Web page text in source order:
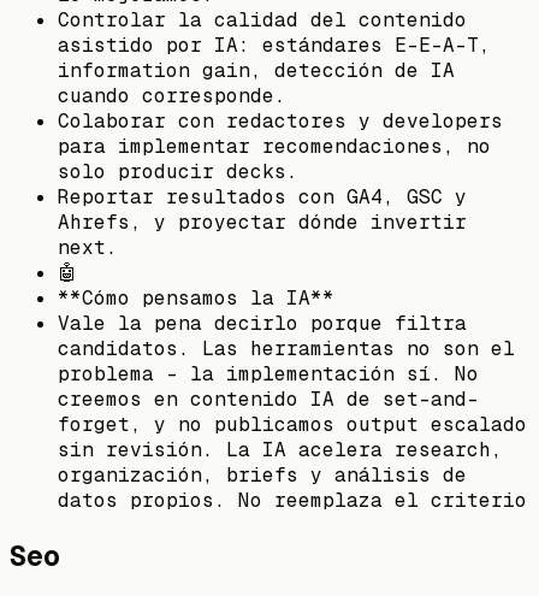
Controlar la calidad del contenido
asistido por IA: estándares E-E-A-T,
information gain, detección de IA
cuando corresponde.
Colaborar con redactores y developers
para implementar recomendaciones, no
solo producir decks.
Reportar resultados con GA4, GSC y
Ahrefs, y proyectar dónde invertir
next.
🤖
**Cómo pensamos la IA**
Vale la pena decirlo porque filtra
candidatos. Las herramientas no son el
problema - la implementación sí. No
creemos en contenido IA de set-and-
forget, y no publicamos output escalado
sin revisión. La IA acelera research,
organización, briefs y análisis de
datos propios. No reemplaza el criterio
Seo